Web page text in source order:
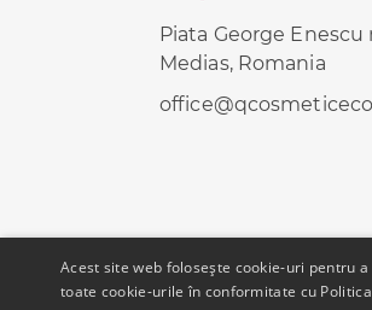
Piata George Enescu
Medias, Romania
Acest site web folosește cookie-uri pentru
toate cookie-urile în conformitate cu